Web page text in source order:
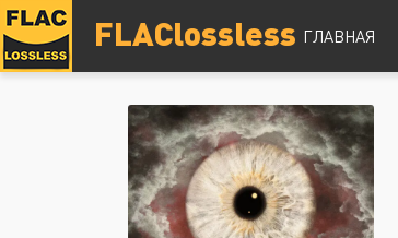
FLAClossless ГЛАВНАЯ
DSD
Hi-Res
Lossless
Vinyl